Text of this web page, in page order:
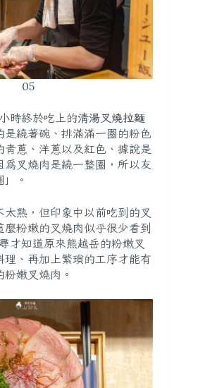
05
時終於吃上的清湯叉燒拉麵
是繞著碗、排滿滿一圈的粉色
青蔥、洋蔥以及紅色、據說是
為叉燒肉是繞一整圈，所以友
。
熟，但印象中以前吃到的叉
麼粉嫩的叉燒肉似乎很少看到
才知道原來熊越岳的粉嫩叉
理 、再加上繁瑣的工序才能有
嫩叉燒肉。